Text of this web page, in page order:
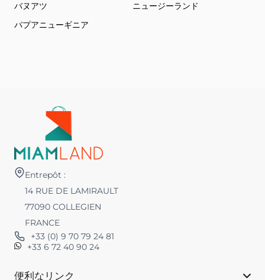
バヌアツ
ニュージーランド
パプアニューギニア
Entrepôt :
14 RUE DE LAMIRAULT
77090 COLLEGIEN
FRANCE
+33 (0) 9 70 79 24 81
+33 6 72 40 90 24
便利なリンク